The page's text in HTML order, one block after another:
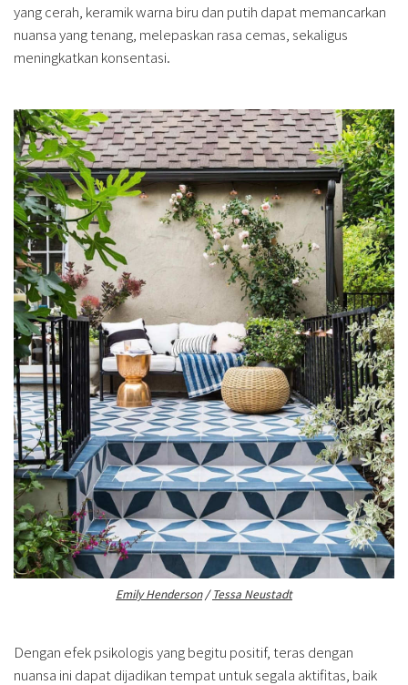
yang cerah, keramik warna biru dan putih dapat memancarkan
nuansa yang tenang, melepaskan rasa cemas, sekaligus
meningkatkan konsentasi.
Emily Henderson/Tessa Neustadt
Dengan efek psikologis yang begitu positif, teras dengan
nuansa ini dapat dijadikan tempat untuk segala aktifitas, baik